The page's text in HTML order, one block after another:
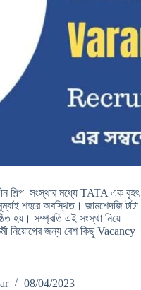
শিল্প সংস্থার মধ্যে TATA এক বৃহৎ
শহরে অবস্থিত। জামশেদজি টাটা
হয়। সম্প্রতি এই সংস্থা নিয়ে
নিয়োগের জন্য বেশ কিছু Vacancy
08/04/2023